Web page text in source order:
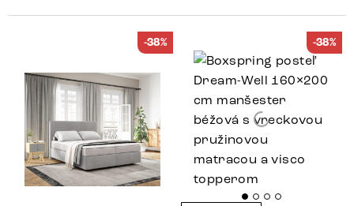
-38% -38%